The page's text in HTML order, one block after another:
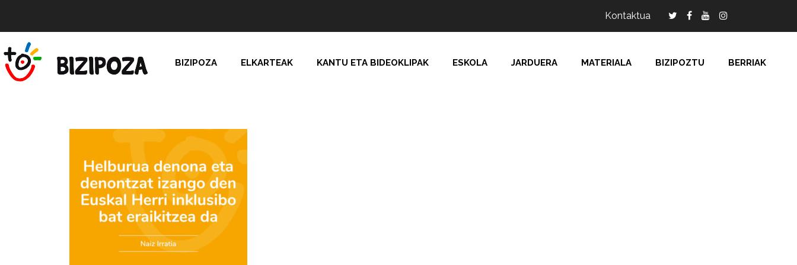
Kontaktua
BIZIPOZA ELKARTEAK KANTU ETA BIDEOKLIPAK ESKOLA JARDUERA MATERIALA BIZIPOZTU BERRIAK